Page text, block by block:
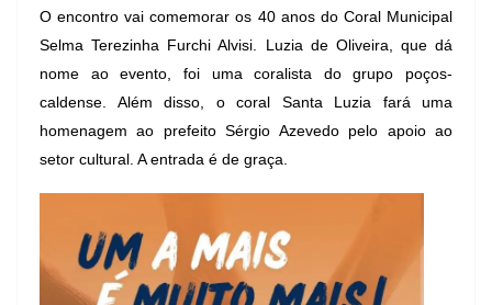
O encontro vai comemorar os 40 anos do Coral Municipal
Selma Terezinha Furchi Alvisi. Luzia de Oliveira, que dá
nome ao evento, foi uma coralista do grupo poços-
caldense. Além disso, o coral Santa Luzia fará uma
homenagem ao prefeito Sérgio Azevedo pelo apoio ao
setor cultural. A entrada é de graça.